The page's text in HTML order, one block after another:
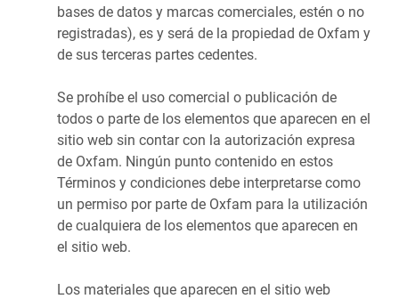
bases de datos y marcas comerciales, estén o no
registradas), es y será de la propiedad de Oxfam y
de sus terceras partes cedentes.
Se prohíbe el uso comercial o publicación de
todos o parte de los elementos que aparecen en el
sitio web sin contar con la autorización expresa
de Oxfam. Ningún punto contenido en estos
Términos y condiciones debe interpretarse como
un permiso por parte de Oxfam para la utilización
de cualquiera de los elementos que aparecen en
el sitio web.
Los materiales que aparecen en el sitio web